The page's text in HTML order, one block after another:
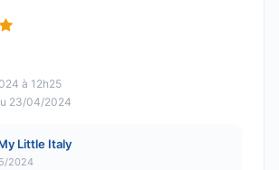
5
à 12h25
23/04/2024
Little Italy
2024